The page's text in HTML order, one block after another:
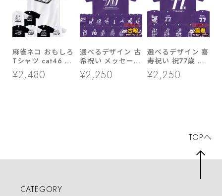
麻雀ネコ おもしろ
Tシャツ cat46 国
士無双 緑一色 大
三元 九連宝燈 ロ
¥2,480
選べるデザイン 古
希祝い メッセージ
tシャツ ms70 プ
レゼント 全16種
¥2,250
選べるデザイン 喜
寿祝い 祝77歳 メ
ッセージTシャツ
ms107 七十七歳の
¥2,250
CATEGORY
TOPへ